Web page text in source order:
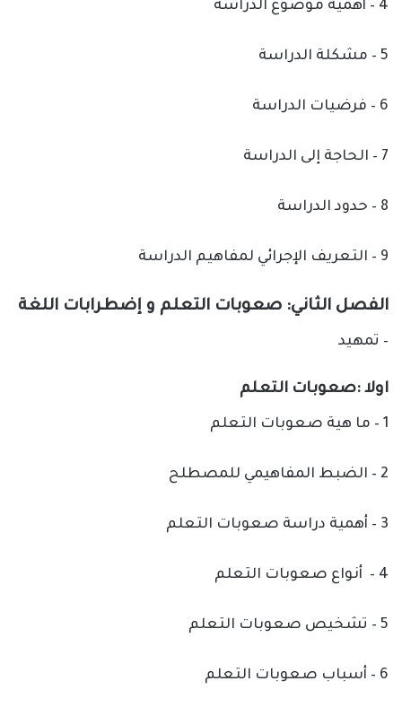
4 – أهمية موضوع الدراسة
5 – مشكلة الدراسة
6 – فرضيات الدراسة
7 – الحاجة إلى الدراسة
8 – حدود الدراسة
9 – التعريف الإجرائي لمفاهيم الدراسة
الفصل الثاني: صعوبات التعلم و إضطرابات اللغة
– تمهيد
اولا :صعوبات التعلم
1 – ما هية صعوبات التعلم
2 – الضبط المفاهيمي للمصطلح
3 – أهمية دراسة صعوبات التعلم
4 – أنواع صعوبات التعلم
5 – تشخيص صعوبات التعلم
6 – أسباب صعوبات التعلم